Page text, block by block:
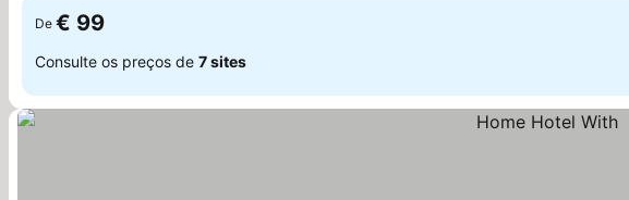
De € 99
Consulte os preços de 7 sites